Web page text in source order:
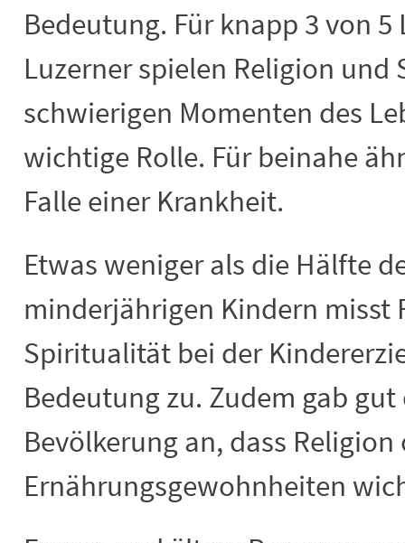
Bedeutung. Für knapp 3 von
Luzerner spielen Religion
schwierigen Momenten des
wichtige Rolle. Für beinahe
Falle einer Krankheit.
Etwas weniger als die Hälfte
minderjährigen Kindern misst
Spiritualität bei der
Bedeutung zu. Zudem gab
Bevölkerung an, dass
Ernährungsgewohnheiten